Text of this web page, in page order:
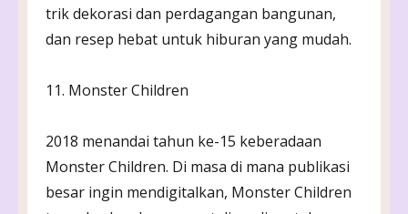
trik dekorasi dan perdagangan bangunan,
dan resep hebat untuk hiburan yang mudah.
11. Monster Children
2018 menandai tahun ke-15 keberadaan
Monster Children. Di masa di mana publikasi
besar ingin mendigitalkan, Monster Children